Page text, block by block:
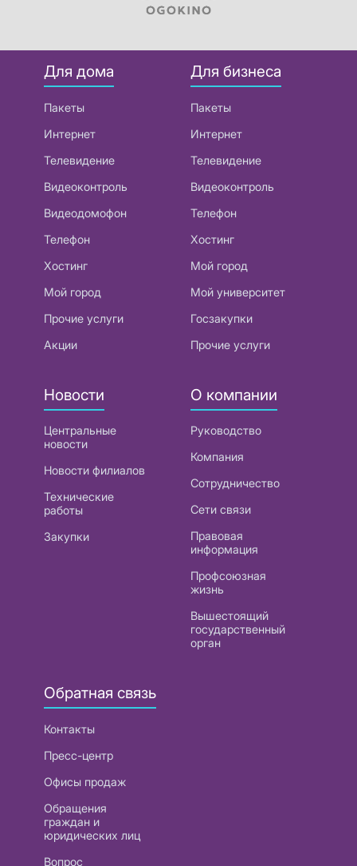
Для дома
Пакеты
Интернет
Телевидение
Видеоконтроль
Видеодомофон
Телефон
Хостинг
Мой город
Прочие услуги
Акции
Для бизнеса
Пакеты
Интернет
Телевидение
Видеоконтроль
Телефон
Хостинг
Мой город
Мой университет
Госзакупки
Прочие услуги
Новости
Центральные
новости
Новости филиалов
Технические
работы
Закупки
О компании
Руководство
Компания
Сотрудничество
Сети связи
Правовая
информация
Профсоюзная
жизнь
Вышестоящий
государственный
орган
Обратная связь
Контакты
Пресс-центр
Офисы продаж
Обращения
граждан и
юридических лиц
Вопрос